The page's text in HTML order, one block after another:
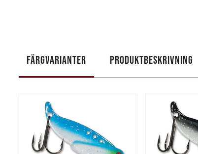
FÄRGVARIANTER PRODUKTBESKRIVNING